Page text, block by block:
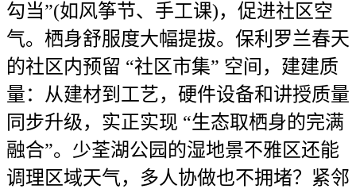
勾当”(如风筝节、手工课)，促进社区空
气。栖身舒服度大幅提拔。保利罗兰春天
的社区内预留 “社区市集” 空间，建建质
量：从建材到工艺，硬件设备和讲授质量
同步升级，实正实现 “生态取栖身的完满
融合”。少荃湖公园的湿地景不雅区还能
调理区域天气，多人协做也不拥堵？紧邻